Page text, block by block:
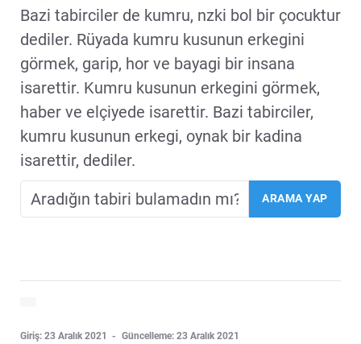
Bazi tabirciler de kumru, nzki bol bir çocuktur
dediler. Rüyada kumru kusunun erkegini
görmek, garip, hor ve bayagi bir insana
isarettir. Kumru kusunun erkegini görmek,
haber ve elçiyede isarettir. Bazi tabirciler,
kumru kusunun erkegi, oynak bir kadina
isarettir, dediler.
Giriş: 23 Aralık 2021 Güncelleme: 23 Aralık 2021